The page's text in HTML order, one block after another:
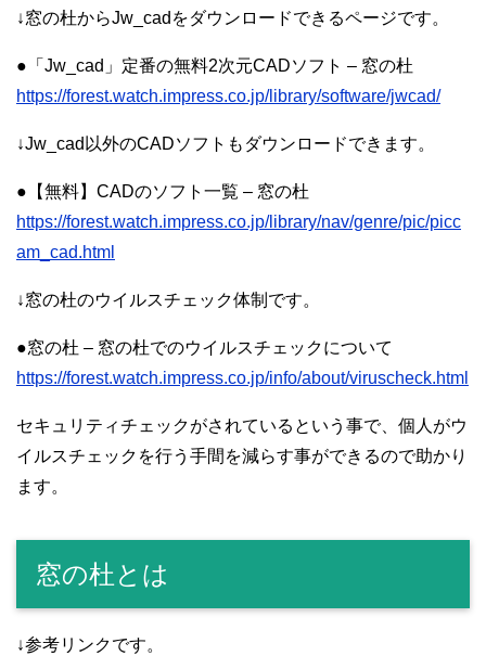
↓窓の杜からJw_cadをダウンロードできるページです。
●「Jw_cad」定番の無料2次元CADソフト – 窓の杜
https://forest.watch.impress.co.jp/library/software/jwcad/
↓Jw_cad以外のCADソフトもダウンロードできます。
●【無料】CADのソフト一覧 – 窓の杜
https://forest.watch.impress.co.jp/library/nav/genre/pic/picc
am_cad.html
↓窓の杜のウイルスチェック体制です。
●窓の杜 – 窓の杜でのウイルスチェックについて
https://forest.watch.impress.co.jp/info/about/viruscheck.html
セキュリティチェックがされているという事で、個人がウ
イルスチェックを行う手間を減らす事ができるので助かり
ます。
窓の杜とは
↓参考リンクです。